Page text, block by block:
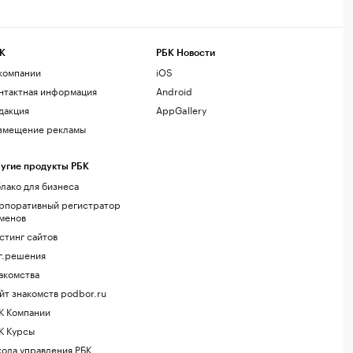
информация
рекламы
продукты РБК
для бизнеса
регистратор
сайтов
знакомств podbor.ru
Компании
Курсы
управления РБК
РБК Новости
iOS
Android
AppGallery